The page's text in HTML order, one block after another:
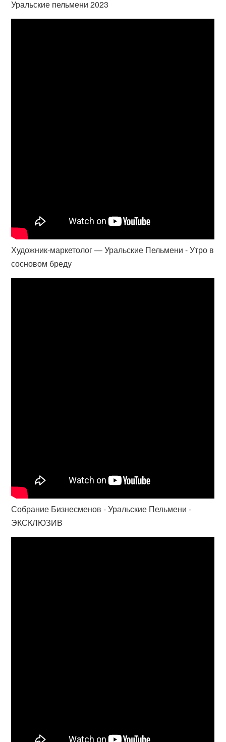
Уральские пельмени 2023
Художник-маркетолог — Уральские Пельмени - Утро в
сосновом бреду
Собрание Бизнесменов - Уральские Пельмени -
ЭКСКЛЮЗИВ